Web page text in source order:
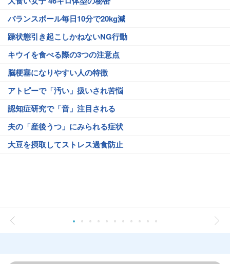
バランスボール毎日10分で20kg減
躁状態引き起こしかねないNG行動
キウイを食べる際の3つの注意点
脳梗塞になりやすい人の特徴
アトピーで「汚い」扱いされ苦悩
認知症研究で「音」注目される
夫の「産後うつ」にみられる症状
大豆を摂取してストレス過食防止